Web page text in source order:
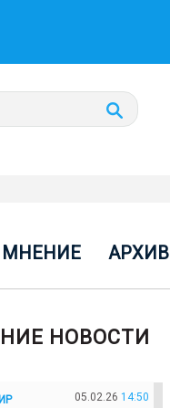
МНЕНИЕ АРХИВ
НОВОСТИ
05.02.26 14:50